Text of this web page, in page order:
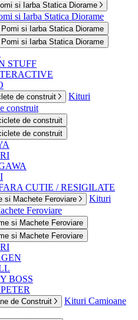
si Iarba Statica Diorame
si Iarba Statica Diorame
si Iarba Statica Diorame
si Iarba Statica Diorame
STUFF
de construit
Kituri
construit
de construit
de construit
CUTIE / RESIGILATE
si Machete Feroviare
Kituri
Feroviare
si Machete Feroviare
si Machete Feroviare
BOSS
de Construit
Kituri Camioane